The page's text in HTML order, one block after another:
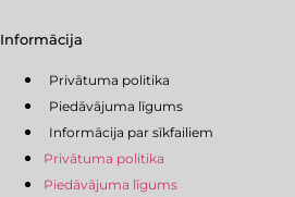
Informācija
Privātuma politika
Piedāvājuma līgums
Informācija par sīkfailiem
Privātuma politika
Piedāvājuma līgums